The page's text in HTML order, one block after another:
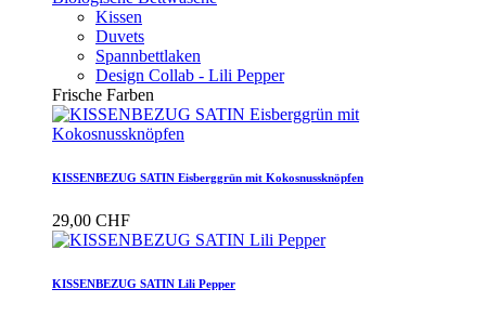
Kissen
Duvets
Spannbettlaken
Design Collab - Lili Pepper
Frische Farben
KISSENBEZUG SATIN Eisberggrün mit Kokosnussknöpfen
29,00 CHF
KISSENBEZUG SATIN Lili Pepper